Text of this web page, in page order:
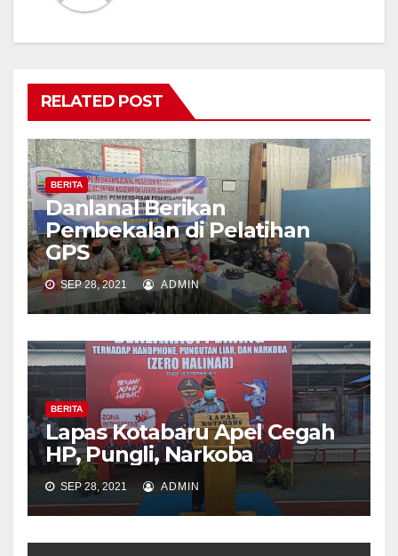
RELATED POST
BERITA
Danlanal Berikan
Pembekalan di Pelatihan
GPS
SEP 28, 2021 ADMIN
BERITA
Lapas Kotabaru Apel Cegah
HP, Pungli, Narkoba
SEP 28, 2021 ADMIN